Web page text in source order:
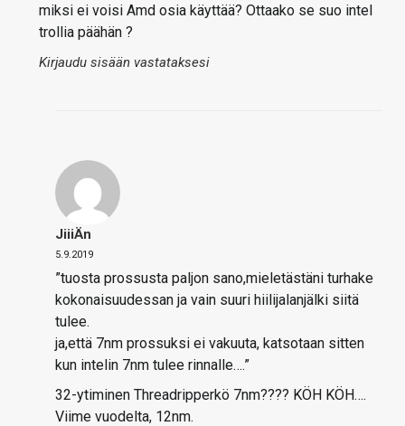
miksi ei voisi Amd osia käyttää? Ottaako se suo intel
trollia päähän ?
Kirjaudu sisään vastataksesi
JiiiÄn
5.9.2019
”tuosta prossusta paljon sano,mieletästäni turhake
kokonaisuudessan ja vain suuri hiilijalanjälki siitä
tulee.
ja,että 7nm prossuksi ei vakuuta, katsotaan sitten
kun intelin 7nm tulee rinnalle….”
32-ytiminen Threadripperkö 7nm???? KÖH KÖH….
Viime vuodelta, 12nm.